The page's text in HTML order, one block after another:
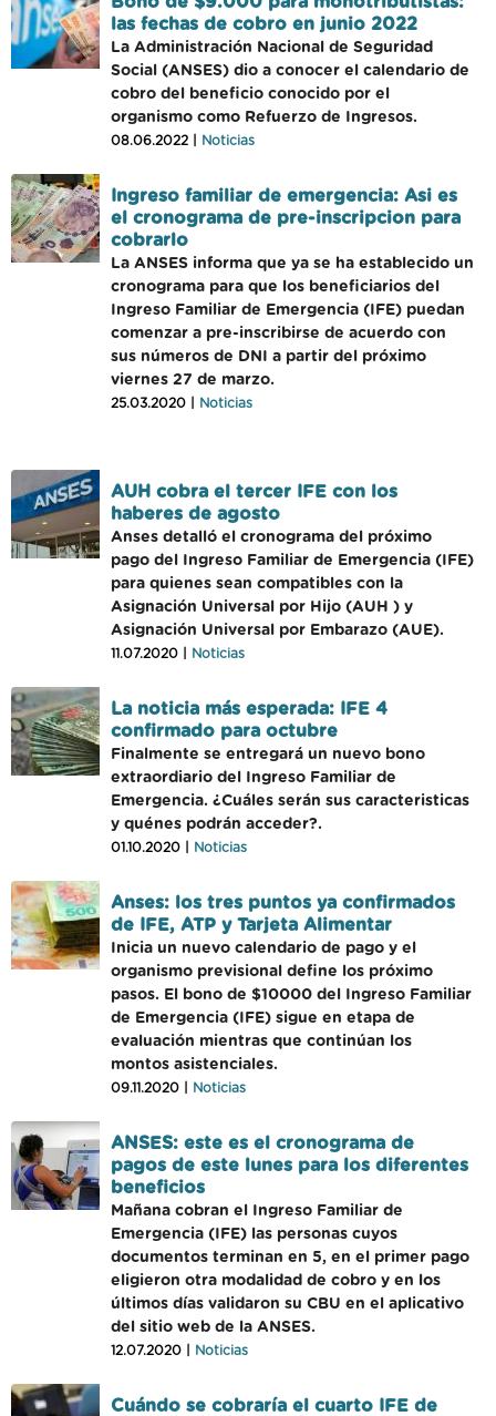
las fechas de cobro en junio 2022
La Administración Nacional de Seguridad
Social (ANSES) dio a conocer el calendario de
cobro del beneficio conocido por el
organismo como Refuerzo de Ingresos.
08.06.2022 | Noticias
Ingreso familiar de emergencia: Asi es
el cronograma de pre-inscripcion para
cobrarlo
La ANSES informa que ya se ha establecido un
cronograma para que los beneficiarios del
Ingreso Familiar de Emergencia (IFE) puedan
comenzar a pre-inscribirse de acuerdo con
sus números de DNI a partir del próximo
viernes 27 de marzo.
25.03.2020 | Noticias
AUH cobra el tercer IFE con los
haberes de agosto
Anses detalló el cronograma del próximo
pago del Ingreso Familiar de Emergencia (IFE)
para quienes sean compatibles con la
Asignación Universal por Hijo (AUH ) y
Asignación Universal por Embarazo (AUE).
11.07.2020 | Noticias
La noticia más esperada: IFE 4
confirmado para octubre
Finalmente se entregará un nuevo bono
extraordiario del Ingreso Familiar de
Emergencia. ¿Cuáles serán sus caracteristicas
y quénes podrán acceder?.
01.10.2020 | Noticias
Anses: los tres puntos ya confirmados
de IFE, ATP y Tarjeta Alimentar
Inicia un nuevo calendario de pago y el
organismo previsional define los próximo
pasos. El bono de $10000 del Ingreso Familiar
de Emergencia (IFE) sigue en etapa de
evaluación mientras que continúan los
montos asistenciales.
09.11.2020 | Noticias
ANSES: este es el cronograma de
pagos de este lunes para los diferentes
beneficios
Mañana cobran el Ingreso Familiar de
Emergencia (IFE) las personas cuyos
documentos terminan en 5, en el primer pago
eligieron otra modalidad de cobro y en los
últimos días validaron su CBU en el aplicativo
del sitio web de la ANSES.
12.07.2020 | Noticias
Cuándo se cobraría el cuarto IFE de